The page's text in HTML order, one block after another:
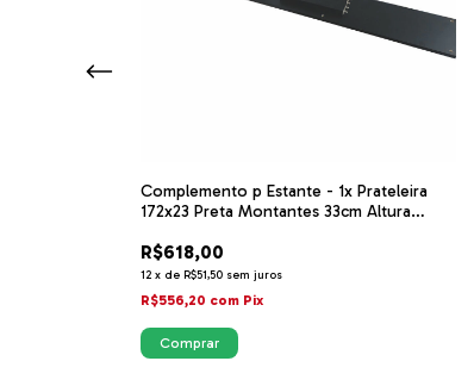
Complemento p Estante - 1x Prateleira
172x23 Preta Montantes 33cm Altura
R$618,00
12 x de R$51,50 sem juros
R$556,20 com Pix